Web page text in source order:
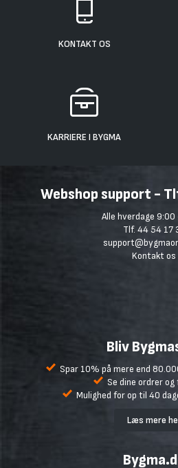
KONTAKT OS
KARRIERE I BYGMA
Webshop support -
Alle hverdage
Tlf. 44 54 17
Kontakt os
Bliv
Spar 10% på mere end
Se dine ordrer
Mulighed for op til 40
Læs mere